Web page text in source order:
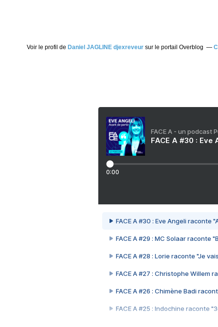
Voir le profil de Daniel JAGLINE djexreveursur le portail Overblog
FACE A - un podcast
FACE A #30 :
0:00
FACE A #30 : Eve Angeli raconte
FACE A #29 : MC Solaar raconte
FACE A #28 : Lorie raconte "Je
FACE A #27 : Christophe Willem
FACE A #26 : Chimène Badi
FACE A #25 : Indochine raconte